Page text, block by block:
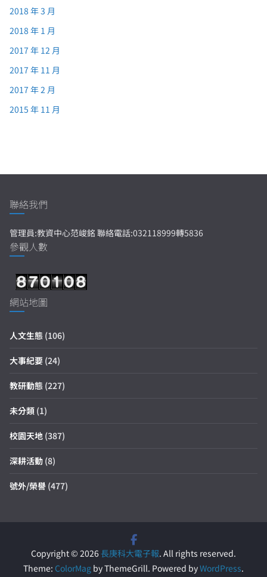
2018 年 3 月
2018 年 1 月
2017 年 12 月
2017 年 11 月
2017 年 2 月
2015 年 11 月
聯絡我們
管理員:教資中心范峻銘 聯絡電話:032118999轉5836
參觀人數
網站地圖
人文生態 (106)
大事紀要 (24)
教研動態 (227)
未分類 (1)
校園天地 (387)
深耕活動 (8)
號外/榮譽 (477)
Copyright © 2026長庚科大電子報. All rights reserved.
Theme: ColorMag by ThemeGrill. Powered byWordPress.